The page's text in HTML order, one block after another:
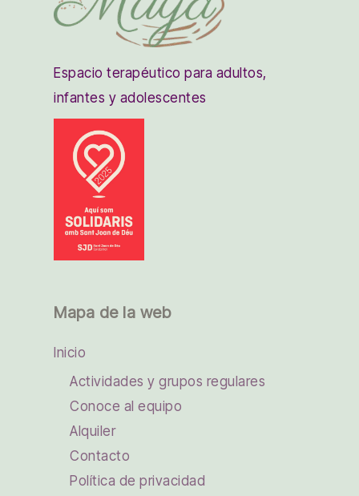
Espacio terapéutico para adultos,
infantes y adolescentes
Mapa de la web
Inicio
Actividades y grupos regulares
Conoce al equipo
Alquiler
Contacto
Política de privacidad